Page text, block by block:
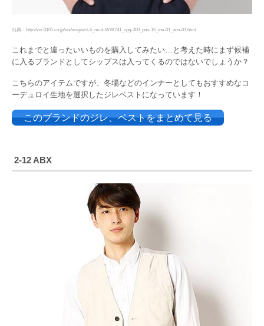
出典：http://voi.0101.co.jp/voi/wsg/wrt-5_mcd-WW741_cpg-300_pno-15_ino-01_ocn-01.html
これまでと違ったいいものを購入してみたい…と考えた時にまず候補
に入るブランドとしてシップスは入ってくるのではないでしょうか？
こちらのアイテムですが、冬場などのインナーとしてもおすすめなコ
ーデュロイ生地を選択したジレベストになっています！
このブランドのジレ、ベストをまとめて見る
2-12 ABX